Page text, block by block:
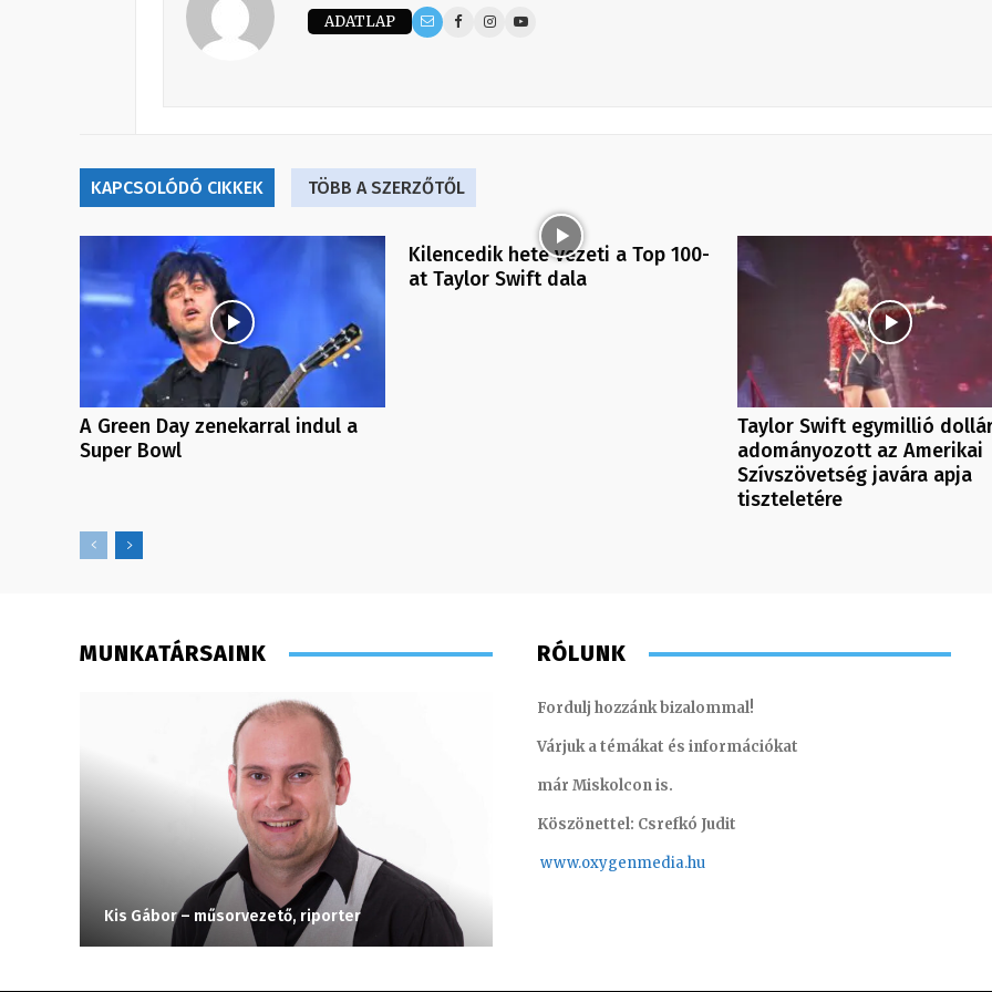
ADATLAP
KAPCSOLÓDÓ CIKKEK TÖBB A SZERZŐTŐL
A Green Day zenekarral indul a
Super Bowl
Kilencedik hete vezeti a Top 100-
at Taylor Swift dala
Taylor Swift egymillió
adományozott az Amerikai
Szívszövetség javára apja
tiszteletére
MUNKATÁRSAINK
Kis Gábor – műsorvezető, riporter
RÓLUNK
Fordulj hozzánk bizalommal!
Várjuk a témákat és információkat
már Miskolcon is.
Köszönettel: Csrefkó Judit
www.oxygenmedia.hu